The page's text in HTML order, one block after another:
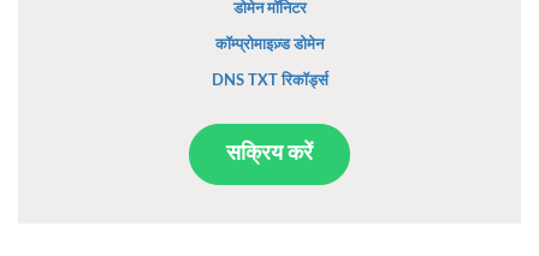
डोमेन मॉनिटर
कॉम्प्रोमाइज़्ड डोमेन
DNS TXT रिकॉर्ड्स
सक्रिय करें